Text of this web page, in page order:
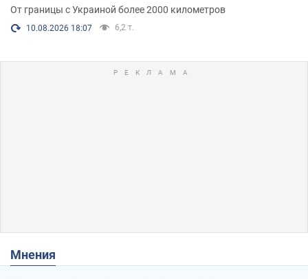
От границы с Украиной более 2000 километров
10.08.2026 18:07 6,2 т.
Мнения